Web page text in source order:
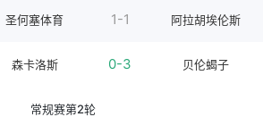
圣何塞体育 1-1 阿拉胡埃伦斯
森卡洛斯 0-3 贝伦蝎子
常规赛第2轮